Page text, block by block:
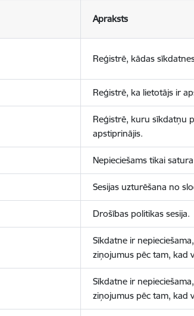
Apraksts
Reģistrē, kādas
Reģistrē, ka lietotājs ir
Reģistrē, kuru sīkdatņu
apstiprinājis.
Nepieciešams tikai
Sesijas uzturēšana no
Drošības politikas sesija.
Sīkdatne ir
ziņojumus pēc tam, kad
Sīkdatne ir
ziņojumus pēc tam, kad